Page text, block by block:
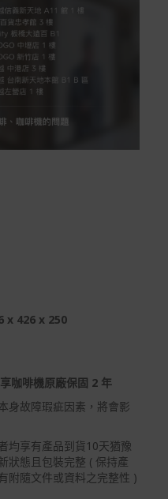
x 426 x 250
咖啡機原廠保固 2 年
身故障瑕疵因素，將會影
均享有產品到貨10天猶豫
狀態且包裝完整 ( 保持產
附隨文件或資料之完整性 )